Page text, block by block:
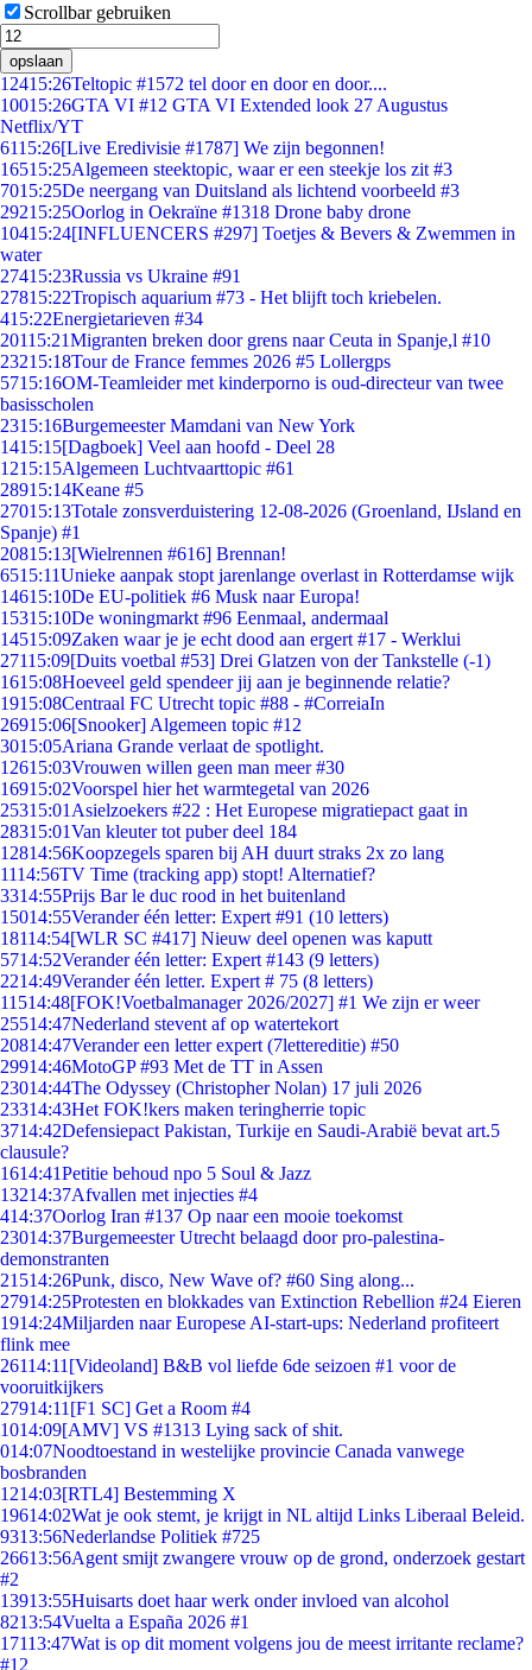
Scrollbar gebruiken
opslaan
12415:26Teltopic #1572 tel door en door en door....
10015:26GTA VI #12 GTA VI Extended look 27 Augustus
Netflix/YT
6115:26[Live Eredivisie #1787] We zijn begonnen!
16515:25Algemeen steektopic, waar er een steekje los zit #3
7015:25De neergang van Duitsland als lichtend voorbeeld #3
29215:25Oorlog in Oekraïne #1318 Drone baby drone
10415:24[INFLUENCERS #297] Toetjes & Bevers & Zwemmen in
water
27415:23Russia vs Ukraine #91
27815:22Tropisch aquarium #73 - Het blijft toch kriebelen.
415:22Energietarieven #34
20115:21Migranten breken door grens naar Ceuta in Spanje,l #10
23215:18Tour de France femmes 2026 #5 Lollergps
5715:16OM-Teamleider met kinderporno is oud-directeur van twee
basisscholen
2315:16Burgemeester Mamdani van New York
1415:15[Dagboek] Veel aan hoofd - Deel 28
1215:15Algemeen Luchtvaarttopic #61
28915:14Keane #5
27015:13Totale zonsverduistering 12-08-2026 (Groenland, IJsland en
Spanje) #1
20815:13[Wielrennen #616] Brennan!
6515:11Unieke aanpak stopt jarenlange overlast in Rotterdamse wijk
14615:10De EU-politiek #6 Musk naar Europa!
15315:10De woningmarkt #96 Eenmaal, andermaal
14515:09Zaken waar je je echt dood aan ergert #17 - Werklui
27115:09[Duits voetbal #53] Drei Glatzen von der Tankstelle (-1)
1615:08Hoeveel geld spendeer jij aan je beginnende relatie?
1915:08Centraal FC Utrecht topic #88 - #CorreiaIn
26915:06[Snooker] Algemeen topic #12
3015:05Ariana Grande verlaat de spotlight.
12615:03Vrouwen willen geen man meer #30
16915:02Voorspel hier het warmtegetal van 2026
25315:01 Asielzoekers #22 : Het Europese migratiepact gaat in
28315:01Van kleuter tot puber deel 184
12814:56Koopzegels sparen bij AH duurt straks 2x zo lang
1114:56TV Time (tracking app) stopt! Alternatief?
3314:55Prijs Bar le duc rood in het buitenland
15014:55Verander één letter: Expert #91 (10 letters)
18114:54[WLR SC #417] Nieuw deel openen was kaputt
5714:52Verander één letter: Expert #143 (9 letters)
2214:49Verander één letter. Expert # 75 (8 letters)
11514:48[FOK!Voetbalmanager 2026/2027] #1 We zijn er weer
25514:47Nederland stevent af op watertekort
20814:47Verander een letter expert (7lettereditie) #50
29914:46MotoGP #93 Met de TT in Assen
23014:44The Odyssey (Christopher Nolan) 17 juli 2026
23314:43Het FOK!kers maken teringherrie topic
3714:42Defensiepact Pakistan, Turkije en Saudi-Arabië bevat art.5
clausule?
1614:41Petitie behoud npo 5 Soul & Jazz
13214:37Afvallen met injecties #4
414:37Oorlog Iran #137 Op naar een mooie toekomst
23014:37Burgemeester Utrecht belaagd door pro-palestina-
demonstranten
21514:26Punk, disco, New Wave of? #60 Sing along...
27914:25Protesten en blokkades van Extinction Rebellion #24 Eieren
1914:24Miljarden naar Europese AI-start-ups: Nederland profiteert
flink mee
26114:11 [Videoland] B&B vol liefde 6de seizoen #1 voor de
vooruitkijkers
27914:11 [F1 SC] Get a Room #4
1014:09[AMV] VS #1313 Lying sack of shit.
014:07Noodtoestand in westelijke provincie Canada vanwege
bosbranden
1214:03[RTL4] Bestemming X
19614:02Wat je ook stemt, je krijgt in NL altijd Links Liberaal Beleid.
9313:56Nederlandse Politiek #725
26613:56Agent smijt zwangere vrouw op de grond, onderzoek gestart
#2
13913:55Huisarts doet haar werk onder invloed van alcohol
8213:54Vuelta a España 2026 #1
17113:47Wat is op dit moment volgens jou de meest irritante reclame?
#12